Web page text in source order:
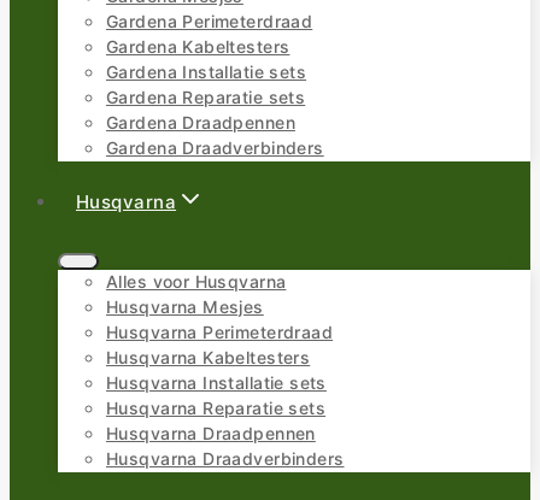
Gardena Perimeterdraad
Gardena Kabeltesters
Gardena Installatie sets
Gardena Reparatie sets
Gardena Draadpennen
Gardena Draadverbinders
Husqvarna
Alles voor Husqvarna
Husqvarna Mesjes
Husqvarna Perimeterdraad
Husqvarna Kabeltesters
Husqvarna Installatie sets
Husqvarna Reparatie sets
Husqvarna Draadpennen
Husqvarna Draadverbinders